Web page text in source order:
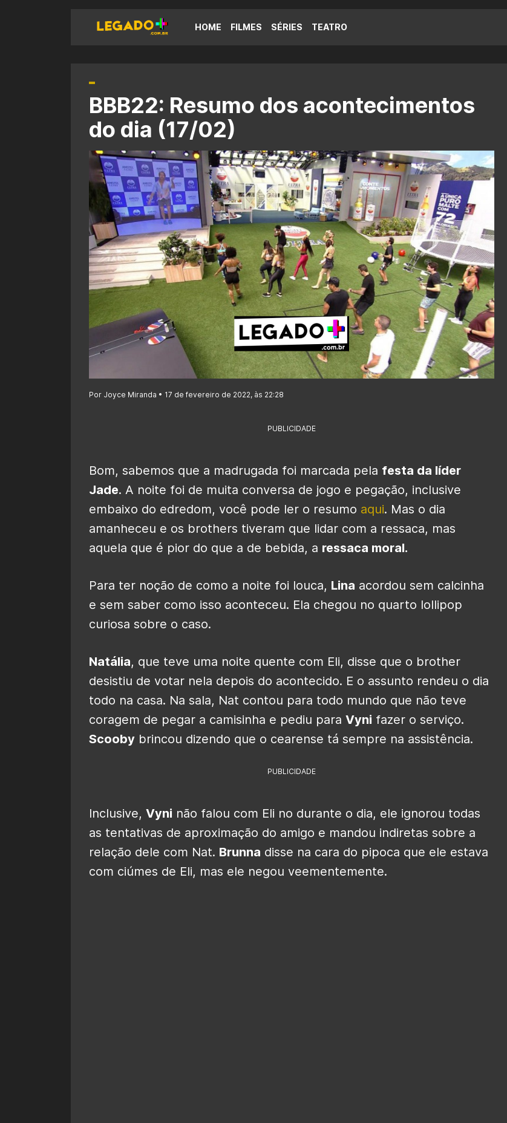
HOME FILMES SÉRIES TEATRO
BBB22: Resumo dos acontecimentos
do dia (17/02)
Por Joyce Miranda • 17 de fevereiro de 2022, às 22:28
PUBLICIDADE
Bom, sabemos que a madrugada foi marcada pela festa da líder
Jade. A noite foi de muita conversa de jogo e pegação, inclusive
embaixo do edredom, você pode ler o resumo aqui. Mas o dia
amanheceu e os brothers tiveram que lidar com a ressaca, mas
aquela que é pior do que a de bebida, a ressaca moral.
Para ter noção de como a noite foi louca, Lina acordou sem calcinha
e sem saber como isso aconteceu. Ela chegou no quarto lollipop
curiosa sobre o caso.
Natália, que teve uma noite quente com Eli, disse que o brother
desistiu de votar nela depois do acontecido. E o assunto rendeu o dia
todo na casa. Na sala, Nat contou para todo mundo que não teve
coragem de pegar a camisinha e pediu para Vyni fazer o serviço.
Scooby brincou dizendo que o cearense tá sempre na assistência.
PUBLICIDADE
Inclusive, Vyni não falou com Eli no durante o dia, ele ignorou todas
as tentativas de aproximação do amigo e mandou indiretas sobre a
relação dele com Nat. Brunna disse na cara do pipoca que ele estava
com ciúmes de Eli, mas ele negou veementemente.